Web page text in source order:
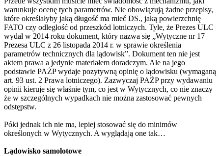
warunkuje ocenę tych parametrów. Nie obowiązują żadne przepisy,
które określałyby jaką długość ma mieć DS., jaką powierzchnię
FATO czy odległość od przeszkód lotniczych. Tyle, że Prezes ULC
wydał w 2014 roku dokument, który nazwa się „Wytyczne nr 17
Prezesa ULC z 26 listopada 2014 r. w sprawie określenia
parametrów technicznych dla lądowisk”. Dokument ten nie jest
aktem prawa a jedynie materiałem doradczym. Ale na jego
podstawie PAŻP wydaje pozytywną opinię o lądowisku (wymaganą
art. 93 ust. 2 Prawa lotniczego). Zazwyczaj PAŻP przy wydawaniu
opinii kieruje się właśnie tym, co jest w Wytycznych, co nie znaczy
że w szczególnych wypadkach nie można zastosować pewnych
odstępstw.
Póki jednak ich nie ma, lepiej stosować się do minimów
określonych w Wytycznych. A wyglądają one tak…
Lądowisko samolotowe